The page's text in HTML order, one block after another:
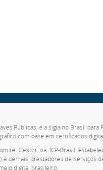
Públicas, é a sigla no Brasil
com base em certificados
Gestor da ICP-Brasil
e demais prestadores de
digital brasileiro.